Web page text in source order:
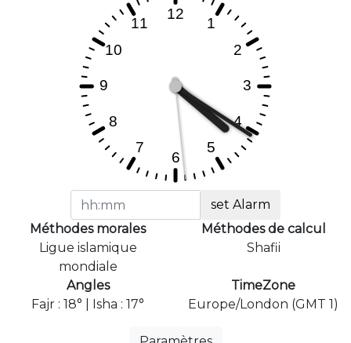
set Alarm
Méthodes morales
Ligue islamique
mondiale
Méthodes de calcul
Shafii
Angles
Fajr : 18° | Isha : 17°
TimeZone
Europe/London (GMT 1)